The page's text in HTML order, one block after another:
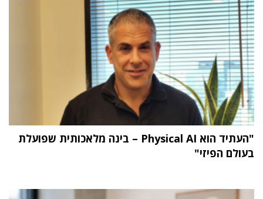
"העתיד הוא Physical AI – בינה מלאכותית שפועלת
בעולם הפיזי"